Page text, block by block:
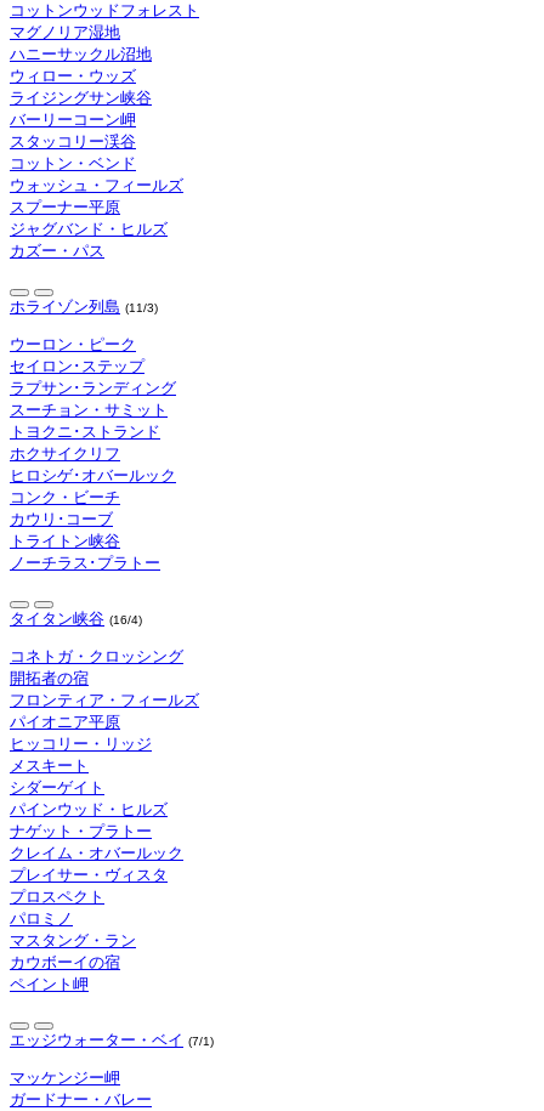
コットンウッドフォレスト
マグノリア湿地
ハニーサックル沼地
ウィロー・ウッズ
ライジングサン峡谷
バーリーコーン岬
スタッコリー渓谷
コットン・ベンド
ウォッシュ・フィールズ
スプーナー平原
ジャグバンド・ヒルズ
カズー・パス
ホライゾン列島 (11/3)
ウーロン・ピーク
セイロン･ステップ
ラプサン･ランディング
スーチョン・サミット
トヨクニ･ストランド
ホクサイクリフ
ヒロシゲ･オバールック
コンク・ビーチ
カウリ･コーブ
トライトン峡谷
ノーチラス･プラトー
タイタン峡谷 (16/4)
コネトガ・クロッシング
開拓者の宿
フロンティア・フィールズ
パイオニア平原
ヒッコリー・リッジ
メスキート
シダーゲイト
パインウッド・ヒルズ
ナゲット・プラトー
クレイム・オバールック
プレイサー・ヴィスタ
プロスペクト
パロミノ
マスタング・ラン
カウボーイの宿
ペイント岬
エッジウォーター・ベイ (7/1)
マッケンジー岬
ガードナー・バレー